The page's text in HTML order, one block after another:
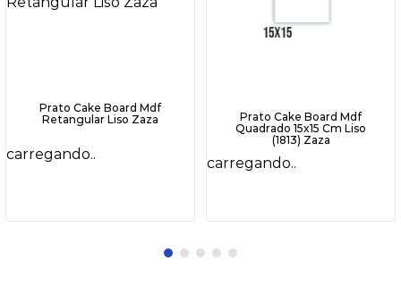
Prato Cake Board Mdf
Retangular Liso Zaza
carregando..
Prato Cake Board Mdf
Quadrado 15x15 Cm Liso
(1813) Zaza
carregando..